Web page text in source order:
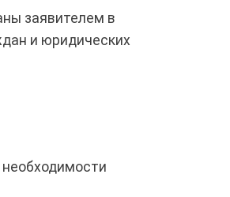
заявителем в
и юридических